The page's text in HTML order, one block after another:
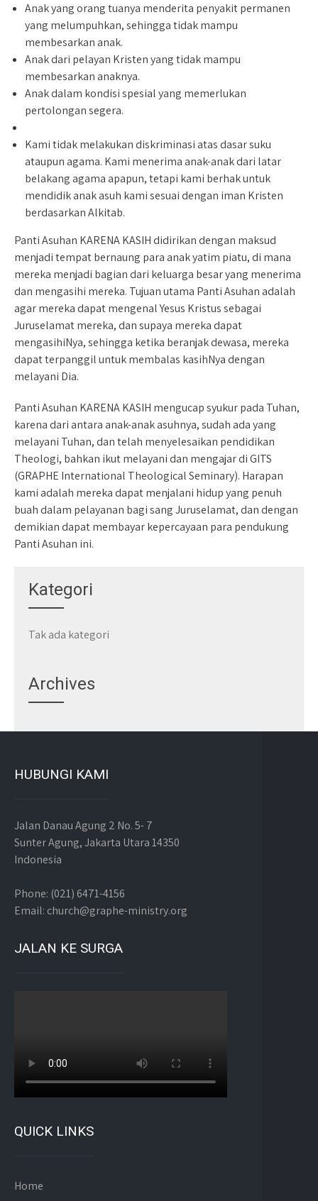
Anak yang orang tuanya menderita penyakit permanen
yang melumpuhkan, sehingga tidak mampu
membesarkan anak.
Anak dari pelayan Kristen yang tidak mampu
membesarkan anaknya.
Anak dalam kondisi spesial yang memerlukan
pertolongan segera.
Kami tidak melakukan diskriminasi atas dasar suku
ataupun agama. Kami menerima anak-anak dari latar
belakang agama apapun, tetapi kami berhak untuk
mendidik anak asuh kami sesuai dengan iman Kristen
berdasarkan Alkitab.
Panti Asuhan KARENA KASIH didirikan dengan maksud
menjadi tempat bernaung para anak yatim piatu, di mana
mereka menjadi bagian dari keluarga besar yang menerima
dan mengasihi mereka. Tujuan utama Panti Asuhan adalah
agar mereka dapat mengenal Yesus Kristus sebagai
Juruselamat mereka, dan supaya mereka dapat
mengasihiNya, sehingga ketika beranjak dewasa, mereka
dapat terpanggil untuk membalas kasihNya dengan
melayani Dia.
Panti Asuhan KARENA KASIH mengucap syukur pada Tuhan,
karena dari antara anak-anak asuhnya, sudah ada yang
melayani Tuhan, dan telah menyelesaikan pendidikan
Theologi, bahkan ikut melayani dan mengajar di GITS
(GRAPHE International Theological Seminary). Harapan
kami adalah mereka dapat menjalani hidup yang penuh
buah dalam pelayanan bagi sang Juruselamat, dan dengan
demikian dapat membayar kepercayaan para pendukung
Panti Asuhan ini.
Kategori
Tak ada kategori
Archives
HUBUNGI KAMI
Jalan Danau Agung 2 No. 5- 7
Sunter Agung, Jakarta Utara 14350
Indonesia
Phone: (021) 6471-4156
Email: church@graphe-ministry.org
JALAN KE SURGA
QUICK LINKS
Home